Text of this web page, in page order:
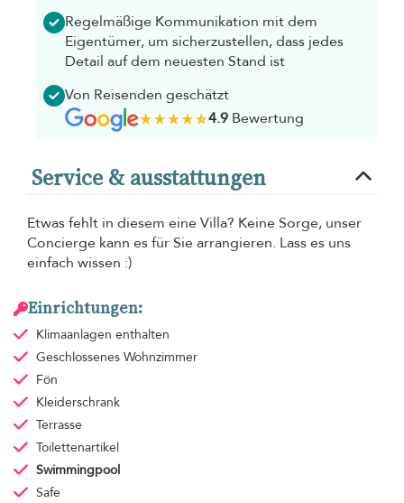
Regelmäßige Kommunikation mit dem
Eigentümer, um sicherzustellen, dass jedes
Detail auf dem neuesten Stand ist
Von Reisenden geschätzt
4.9Bewertung
Service & ausstattungen
Etwas fehlt in diesem eine Villa? Keine Sorge, unser
Concierge kann es für Sie arrangieren. Lass es uns
einfach wissen :)
Einrichtungen:
Klimaanlagen enthalten
Geschlossenes Wohnzimmer
Fön
Kleiderschrank
Terrasse
Toilettenartikel
Swimmingpool
Safe